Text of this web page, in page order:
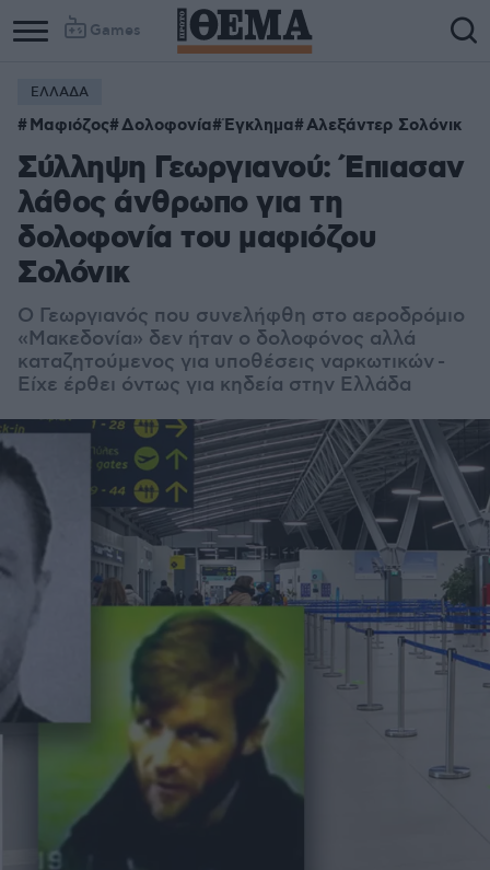
Games
ΕΛΛΑΔΑ
Μαφιόζος Δολοφονία Έγκλημα Αλεξάντερ Σολόνικ
Σύλληψη Γεωργιανού: Έπιασαν
λάθος άνθρωπο για τη
δολοφονία του μαφιόζου
Σολόνικ
Ο Γεωργιανός που συνελήφθη στο αεροδρόμιο
«Μακεδονία» δεν ήταν ο δολοφόνος αλλά
καταζητούμενος για υποθέσεις ναρκωτικών-
Είχε έρθει όντως για κηδεία στην Ελλάδα